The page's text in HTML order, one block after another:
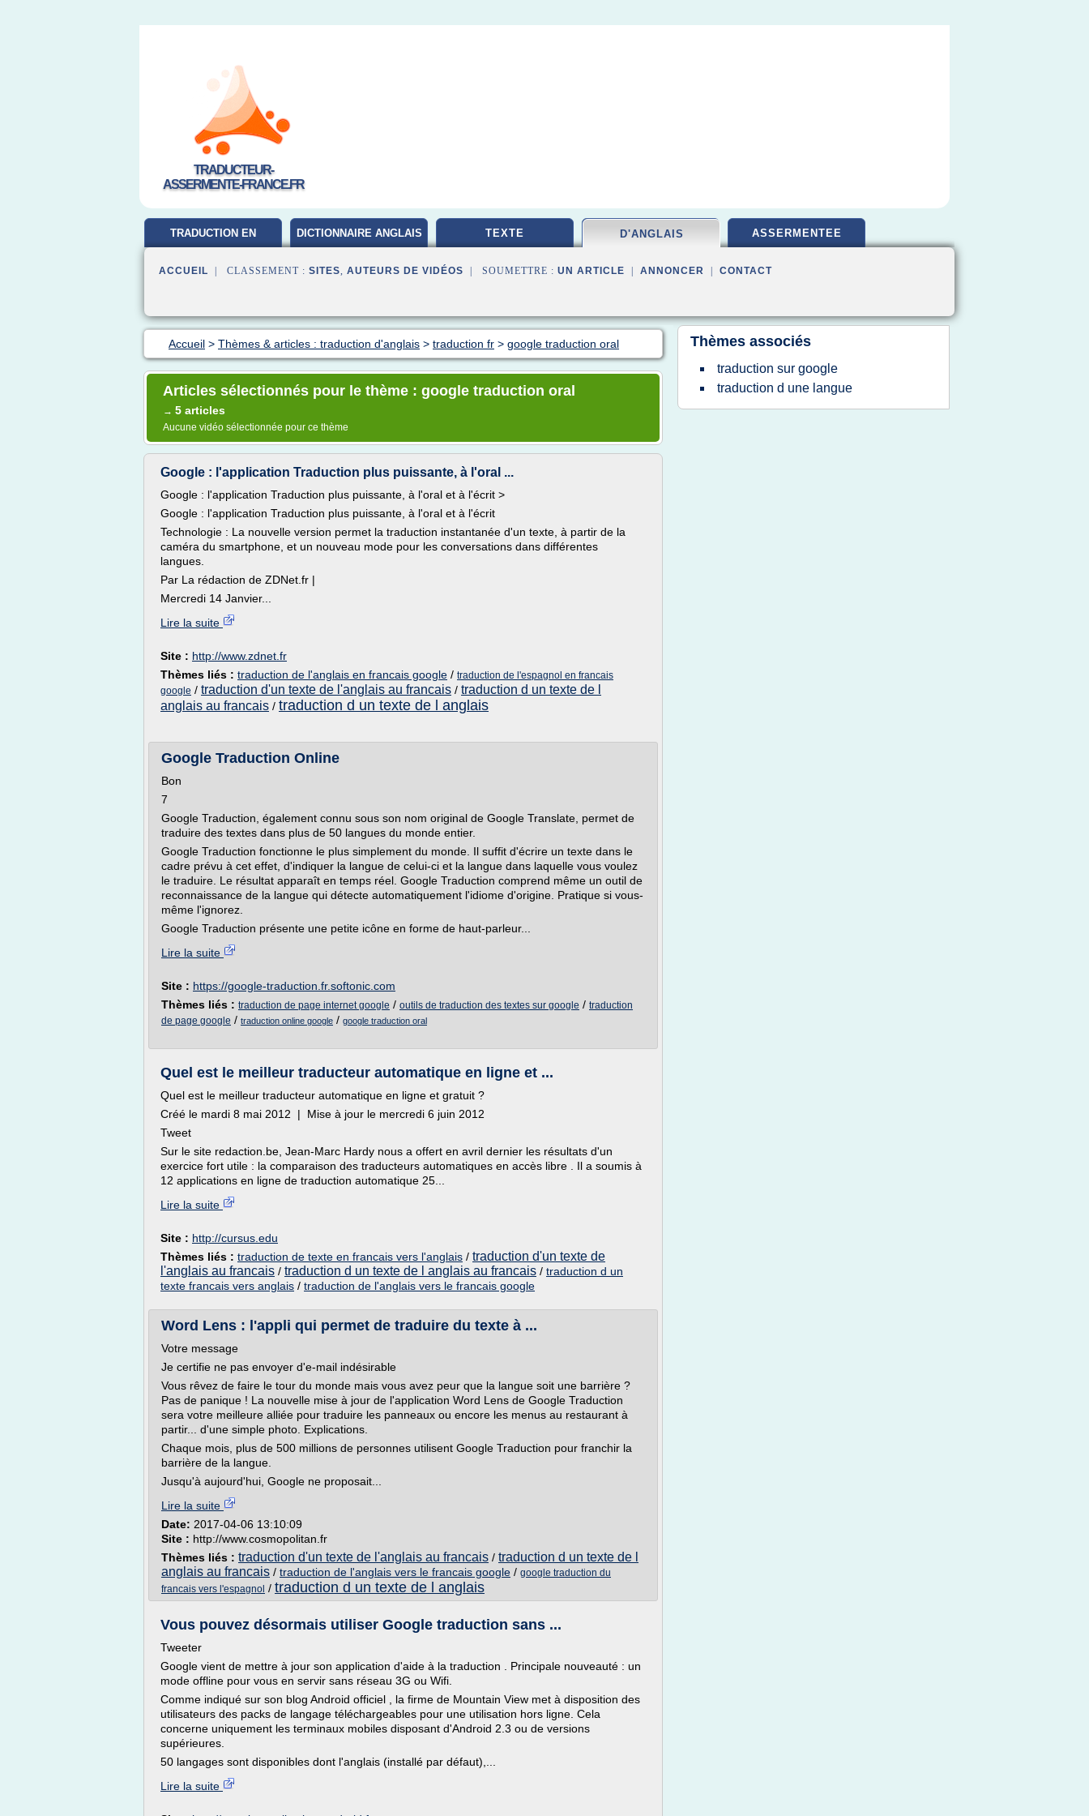
TRADUCTEUR-
ASSERMENTE-FRANCE.FR
TRADUCTION EN DICTIONNAIRE ANGLAIS TEXTE D'ANGLAIS ASSERMENTEE
ACCUEIL | CLASSEMENT : SITES, AUTEURS DE VIDÉOS | SOUMETTRE : UN ARTICLE ANNONCER CONTACT
Accueil > Thèmes & articles : traduction d'anglais > traduction fr > google traduction oral
Articles sélectionnés pour le thème : google traduction oral
→ 5 articles
Aucune vidéo sélectionnée pour ce thème
Google : l'application Traduction plus puissante, à l'oral ...
Google : l'application Traduction plus puissante, à l'oral et à l'écrit >
Google : l'application Traduction plus puissante, à l'oral et à l'écrit
Technologie : La nouvelle version permet la traduction instantanée d'un texte, à partir de la
caméra du smartphone, et un nouveau mode pour les conversations dans différentes
langues.
Par La rédaction de ZDNet.fr |
Mercredi 14 Janvier...
Lire la suite
Site : http://www.zdnet.fr
Thèmes liés : traduction de l'anglais en francais google / traduction de l'espagnol en francais
google / traduction d'un texte de l'anglais au francais / traduction d un texte de l
anglais au francais / traduction d un texte de l anglais
Google Traduction Online
Bon
7
Google Traduction, également connu sous son nom original de Google Translate, permet de
traduire des textes dans plus de 50 langues du monde entier.
Google Traduction fonctionne le plus simplement du monde. Il suffit d'écrire un texte dans le
cadre prévu à cet effet, d'indiquer la langue de celui-ci et la langue dans laquelle vous voulez
le traduire. Le résultat apparaît en temps réel. Google Traduction comprend même un outil de
reconnaissance de la langue qui détecte automatiquement l'idiome d'origine. Pratique si vous-
même l'ignorez.
Google Traduction présente une petite icône en forme de haut-parleur...
Lire la suite
Site : https://google-traduction.fr.softonic.com
Thèmes liés : traduction de page internet google / outils de traduction des textes sur google / traduction
de page google / traduction online google / google traduction oral
Quel est le meilleur traducteur automatique en ligne et ...
Quel est le meilleur traducteur automatique en ligne et gratuit ?
Créé le mardi 8 mai 2012 | Mise à jour le mercredi 6 juin 2012
Tweet
Sur le site redaction.be, Jean-Marc Hardy nous a offert en avril dernier les résultats d'un
exercice fort utile : la comparaison des traducteurs automatiques en accès libre . Il a soumis à
12 applications en ligne de traduction automatique 25...
Lire la suite
Site : http://cursus.edu
Thèmes liés : traduction de texte en francais vers l'anglais / traduction d'un texte de
l'anglais au francais / traduction d un texte de l anglais au francais / traduction d un
texte francais vers anglais / traduction de l'anglais vers le francais google
Word Lens : l'appli qui permet de traduire du texte à ...
Votre message
Je certifie ne pas envoyer d'e-mail indésirable
Vous rêvez de faire le tour du monde mais vous avez peur que la langue soit une barrière ?
Pas de panique ! La nouvelle mise à jour de l'application Word Lens de Google Traduction
sera votre meilleure alliée pour traduire les panneaux ou encore les menus au restaurant à
partir... d'une simple photo. Explications.
Chaque mois, plus de 500 millions de personnes utilisent Google Traduction pour franchir la
barrière de la langue.
Jusqu'à aujourd'hui, Google ne proposait...
Lire la suite
Date: 2017-04-06 13:10:09
Site : http://www.cosmopolitan.fr
Thèmes liés : traduction d'un texte de l'anglais au francais / traduction d un texte de l
anglais au francais / traduction de l'anglais vers le francais google / google traduction du
francais vers l'espagnol / traduction d un texte de l anglais
Vous pouvez désormais utiliser Google traduction sans ...
Tweeter
Google vient de mettre à jour son application d'aide à la traduction . Principale nouveauté : un
mode offline pour vous en servir sans réseau 3G ou Wifi.
Comme indiqué sur son blog Android officiel , la firme de Mountain View met à disposition des
utilisateurs des packs de langage téléchargeables pour une utilisation hors ligne. Cela
concerne uniquement les terminaux mobiles disposant d'Android 2.3 ou de versions
supérieures.
50 langages sont disponibles dont l'anglais (installé par défaut),...
Lire la suite
Thèmes associés
traduction sur google
traduction d une langue